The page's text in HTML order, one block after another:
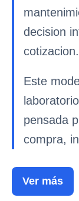
decision
cotizacion.
Este
pensada
compra,
Ver más